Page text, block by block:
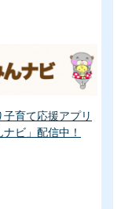
育て応援アプリ
ナビ」配信中！